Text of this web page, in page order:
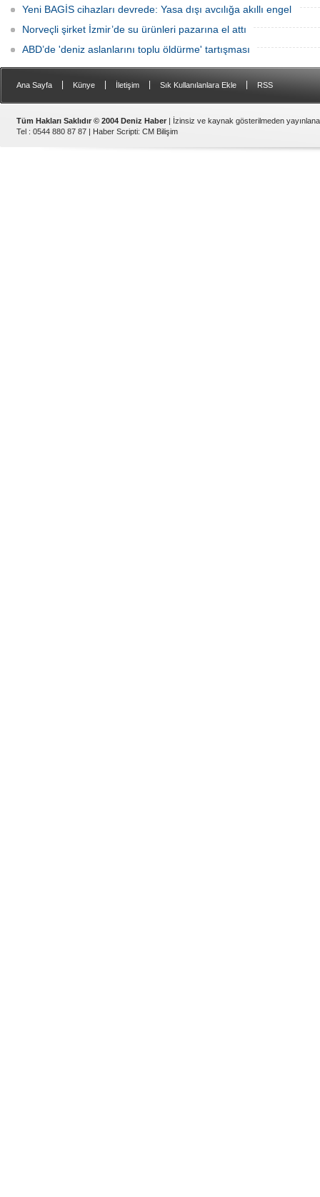
Yeni BAGİS cihazları devrede: Yasa dışı avcılığa akıllı engel
Norveçli şirket İzmir’de su ürünleri pazarına el attı
ABD’de 'deniz aslanlarını toplu öldürme' tartışması
Ana Sayfa Künye İletişim Sık Kullanılanlara Ekle RSS
Tüm Hakları Saklıdır © 2004 Deniz Haber | İzinsiz ve kaynak gösterilmeden
Tel : 0544 880 87 87 | Haber Scripti: CM Bilişim